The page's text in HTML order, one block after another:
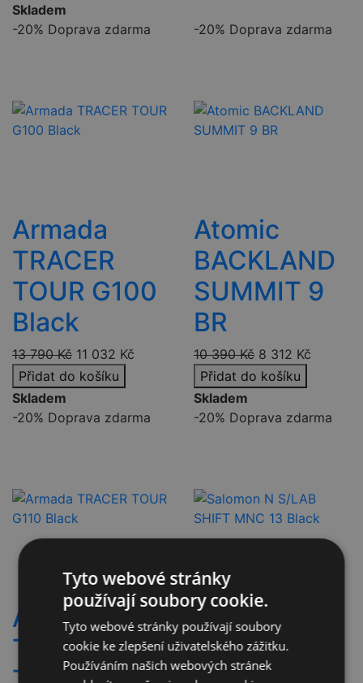
Skladem
-20% Doprava zdarma
Armada
TRACER
TOUR G100
Black
13 790Kč 11 032 Kč
Přidat do košíku
Skladem
-20% Doprava zdarma
Atomic
BACKLAND
SUMMIT 9
BR
10 390Kč 8 312 Kč
Přidat do košíku
Skladem
-20% Doprava zdarma
Armada
TRACER
-20% Doprava zdarma
Salomon N
S/LAB
Tyto webové stránky
používají soubory cookie.
Tyto webové stránky používají soubory
cookie ke zlepšení uživatelského zážitku.
Používáním našich webových stránek